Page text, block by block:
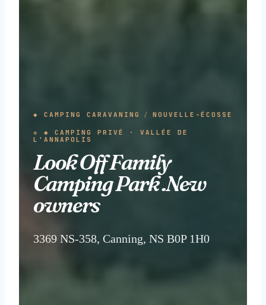
◆ CAMPING CARAVANING / NOUVELLE-ÉCOSSE
◆ CAMPING PRIVÉ · VALLÉE DE
L'ANNAPOLIS
Look Off Family
Camping Park .New
owners
3369 NS-358, Canning, NS B0P 1H0